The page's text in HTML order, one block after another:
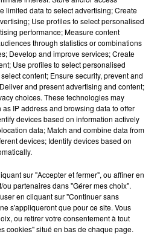
antisémites à Strasbourg :
Trautmann réagit
de Mulhouse : rencontre
les flamants rouges
limited data to select advertising; Create
Use profiles to select personalised
performance; Measure content
through statistics or combinations
Develop and improve services; Create
Use profiles to select personalised
content; Ensure security, prevent and
and present advertising and content;
choices. These technologies may
IP address and browsing data to offer
devices based on information actively
data; Match and combine data from
devices; Identify devices based on
sur "Accepter et fermer", ou affiner en
partenaires dans "Gérer mes choix".
en cliquant sur "Continuer sans
s'appliqueront que pour ce site. Vous
ou retirer votre consentement à tout
cookies" situé en bas de chaque page.